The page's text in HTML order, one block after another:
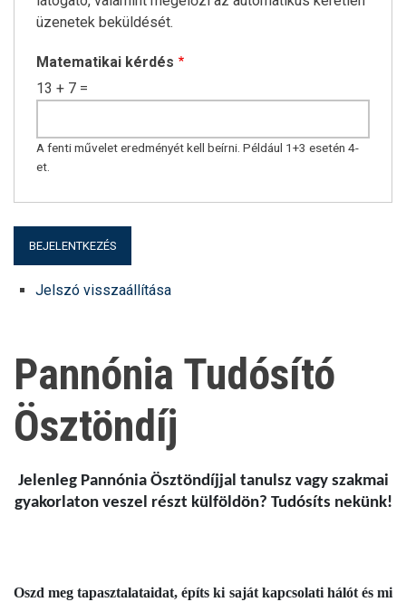
üzenetek beküldését.
Matematikai kérdés
13 + 7 =
A fenti művelet eredményét kell beírni. Például 1+3 esetén 4-
et.
Jelszó visszaállítása
Pannónia Tudósító
Ösztöndíj
Jelenleg Pannónia Ösztöndíjjal tanulsz vagy szakmai
gyakorlaton veszel részt külföldön? Tudósíts nekünk!
Oszd meg tapasztalataidat, építs ki saját kapcsolati hálót és mi